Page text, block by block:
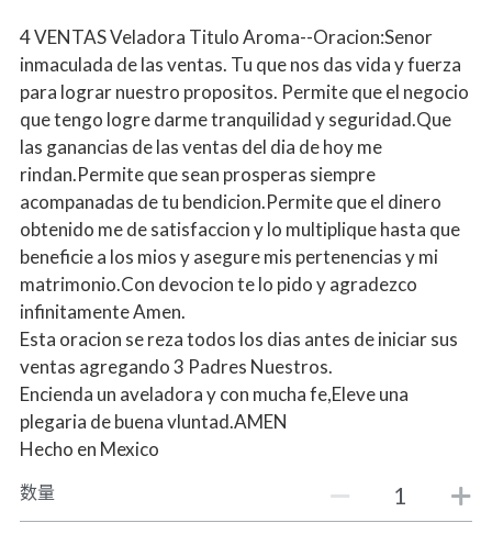
4 VENTAS Veladora Titulo Aroma--Oracion:Senor
inmaculada de las ventas. Tu que nos das vida y fuerza
para lograr nuestro propositos. Permite que el negocio
que tengo logre darme tranquilidad y seguridad.Que
las ganancias de las ventas del dia de hoy me
rindan.Permite que sean prosperas siempre
acompanadas de tu bendicion.Permite que el dinero
obtenido me de satisfaccion y lo multiplique hasta que
beneficie a los mios y asegure mis pertenencias y mi
matrimonio.Con devocion te lo pido y agradezco
infinitamente Amen.
Esta oracion se reza todos los dias antes de iniciar sus
ventas agregando 3 Padres Nuestros.
Encienda un aveladora y con mucha fe,Eleve una
plegaria de buena vluntad.AMEN
Hecho en Mexico
数量